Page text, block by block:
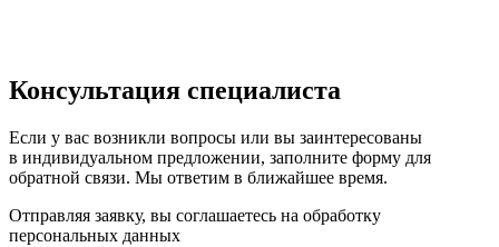
Консультация специалиста
Если у вас возникли вопросы или вы заинтересованы
в индивидуальном предложении, заполните форму для
обратной связи. Мы ответим в ближайшее время.
Отправляя заявку, вы соглашаетесь на обработку
персональных данных